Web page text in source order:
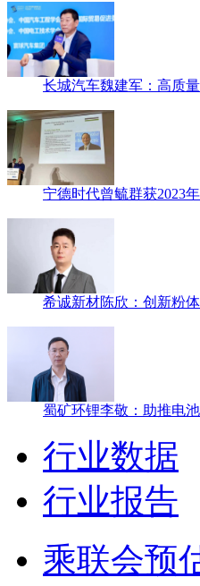
长城汽车魏建军：高质
宁德时代曾毓群获2023
希诚新材陈欣：创新粉
蜀矿环锂李敬：助推电
行业数据
行业报告
乘联会预